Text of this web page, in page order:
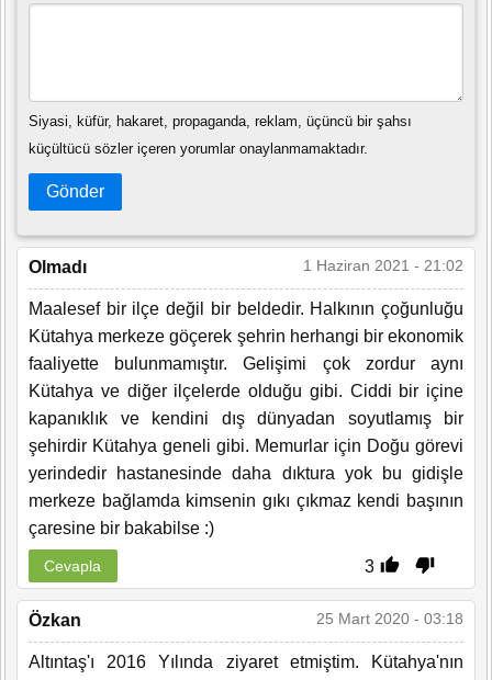
Siyasi, küfür, hakaret, propaganda, reklam, üçüncü bir şahsı
küçültücü sözler içeren yorumlar onaylanmamaktadır.
Gönder
Olmadı 1 Haziran 2021 - 21:02
Maalesef bir ilçe değil bir beldedir. Halkının çoğunluğu
Kütahya merkeze göçerek şehrin herhangi bir ekonomik
faaliyette bulunmamıştır. Gelişimi çok zordur aynı
Kütahya ve diğer ilçelerde olduğu gibi. Ciddi bir içine
kapanıklık ve kendini dış dünyadan soyutlamış bir
şehirdir Kütahya geneli gibi. Memurlar için Doğu görevi
yerindedir hastanesinde daha dıktura yok bu gidişle
merkeze bağlamda kimsenin gıkı çıkmaz kendi başının
çaresine bir bakabilse :)
3
Cevapla
Özkan 25 Mart 2020 - 03:18
Altıntaş'ı 2016 Yılında ziyaret etmiştim. Kütahya'nın